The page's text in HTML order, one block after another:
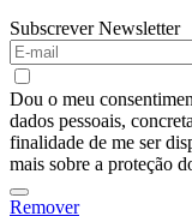
Subscrever Newsletter
Dou o meu
dados pessoais,
finalidade de me ser
mais sobre a proteção
Remover